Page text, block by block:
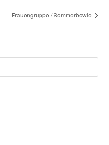
Frauengruppe / Sommerbowle